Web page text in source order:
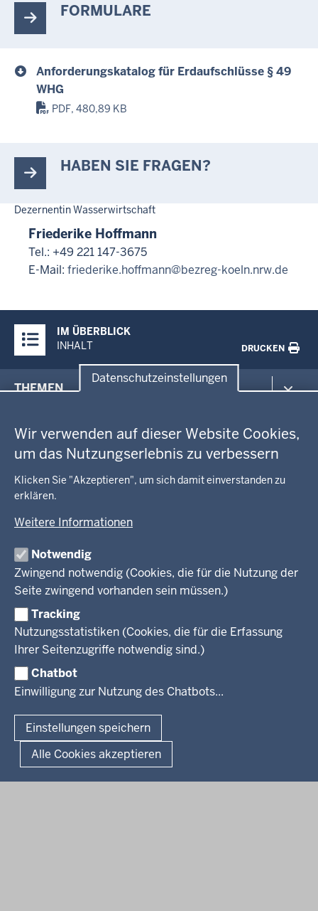
Datenschutzeinstellungen
Wir verwenden auf dieser Website Cookies,
um das Nutzungserlebnis zu verbessern
Klicken Sie "Akzeptieren", um sich damit einverstanden zu
erklären.
Weitere Informationen
Notwendig
Zwingend notwendig (Cookies, die für die Nutzung der
Seite zwingend vorhanden sein müssen.)
Tracking
Nutzungsstatistiken (Cookies, die für die Erfassung
Ihrer Seitenzugriffe notwendig sind.)
Chatbot
Einwilligung zur Nutzung des Chatbots...
Einstellungen speichern
Alle Cookies akzeptieren
FORMULARE
Anforderungskatalog für Erdaufschlüsse § 49
WHG
PDF, 480,89 KB
HABEN SIE FRAGEN?
Dezernentin Wasserwirtschaft
Friederike Hoffmann
Tel.: +49 221 147-3675
E-Mail: friederike.hoffmann@bezreg-koeln.nrw.de
Inhalte
IM ÜBERBLICK
INHALT
DRUCKEN
in
Fußzeile
THEMEN
Gesundheit und Soziales
Kommunales, Planung, Bauen und Verkehr
Ordnung und Sicherheit
Schule und Bildung
Wirtschaft und Kultur
GEOBASIS NRW
Ausbildung und Karriere
Geodaten-Anwendungen
Neues
Produkte und Dienste
TIM-online
Webdienste
Amtsblatt
Behördenleitung
Leitbild
Personalvertretung
Regierungsbezirk
Reisekostenstelle
Veranstaltungen
Stellenangebote
Stellenangebote Schule
Praktikum
Referendariate
Bewerbung
Vormerkstelle NRW
PRESSE
Mediathek
Newsletter
Pressekontakt
Pressemitteilungen
Publikationen
VERFAHREN UND BEKANNTMACHUNGEN
Bekanntmachungen
Legionellen
Luftreinhaltepläne
Verfahrensübersichten
Überwachung umweltrelevanter Anlagen
Facebook
Instagram
LinkedIn
© 2026 Bezirksregierung Köln
Organisationsplan
Lizenzbedingungen Geobasis NRW
Dokumente und Ressourcen
Kontakt